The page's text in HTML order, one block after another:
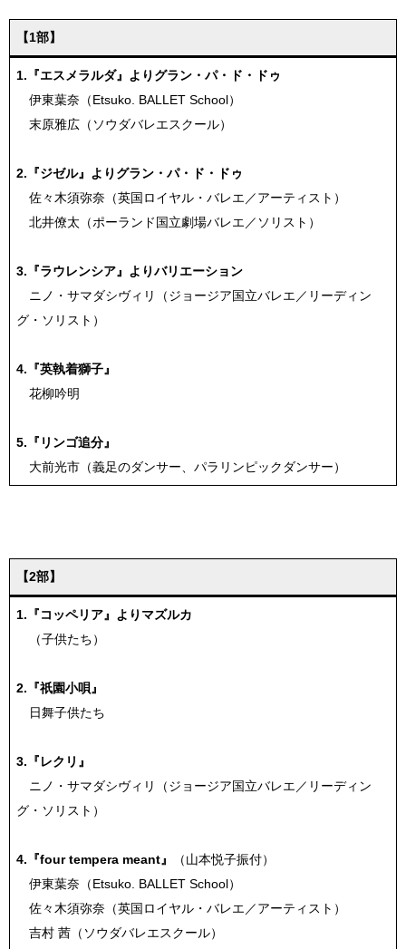
【1部】
1.『エスメラルダ』よりグラン・パ・ド・ドゥ
伊東葉奈（Etsuko. BALLET School）
末原雅広（ソウダバレエスクール）
2.『ジゼル』よりグラン・パ・ド・ドゥ
佐々木須弥奈（英国ロイヤル・バレエ／アーティスト）
北井僚太（ポーランド国立劇場バレエ／ソリスト）
3.『ラウレンシア』よりバリエーション
ニノ・サマダシヴィリ（ジョージア国立バレエ／リーディン
グ・ソリスト）
4.『英執着獅子』
花柳吟明
5.『リンゴ追分』
大前光市（義足のダンサー、パラリンピックダンサー）
【2部】
1.『コッペリア』よりマズルカ
（子供たち）
2.『祇園小唄』
日舞子供たち
3.『レクリ』
ニノ・サマダシヴィリ（ジョージア国立バレエ／リーディン
グ・ソリスト）
4.『four tempera meant』
（山本悦子振付）
伊東葉奈（Etsuko. BALLET School）
佐々木須弥奈（英国ロイヤル・バレエ／アーティスト）
吉村 茜（ソウダバレエスクール）